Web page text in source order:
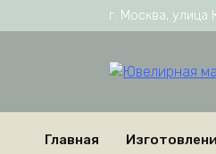
к
г. Москва, улица
Главная